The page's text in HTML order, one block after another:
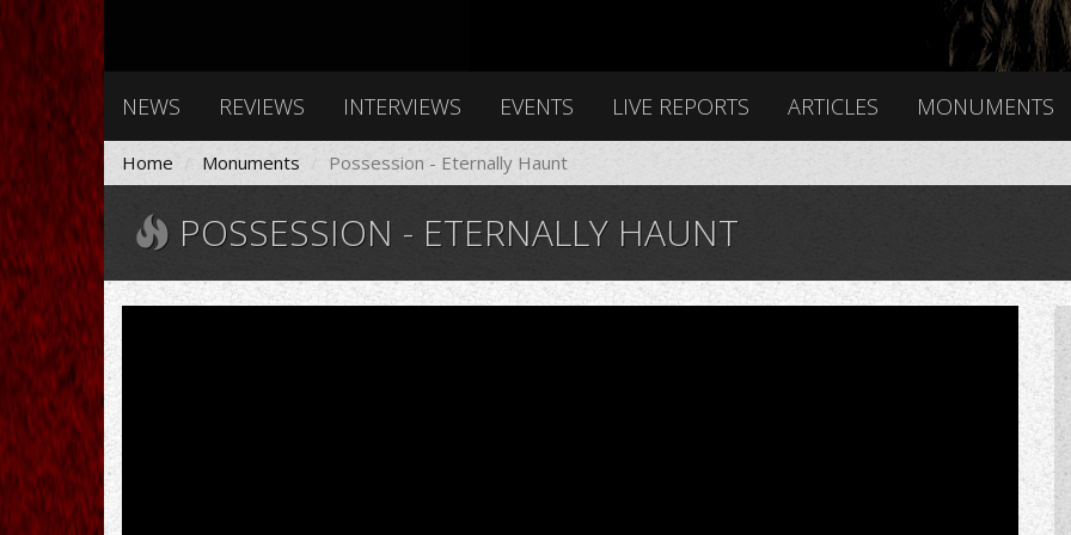
NEWS REVIEWS INTERVIEWS EVENTS LIVE REPORTS ARTICLES MONUMENTS
Home Monuments Possession - Eternally Haunt
POSSESSION - ETERNALLY HAUNT
Possession
-
Eternally
Haunt
[Full
Album]